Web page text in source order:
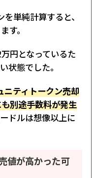
単純計算すると、
す。
円となっているた
状態でした。
ニティトークン売却
別途手数料が発生
ドルは想像以上に
値が高かった可